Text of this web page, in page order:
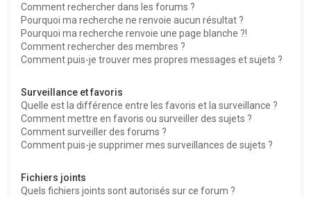
Comment rechercher dans les forums ?
Pourquoi ma recherche ne renvoie aucun résultat ?
Pourquoi ma recherche renvoie une page blanche ?!
Comment rechercher des membres ?
Comment puis-je trouver mes propres messages et sujets ?
Surveillance et favoris
Quelle est la différence entre les favoris et la surveillance ?
Comment mettre en favoris ou surveiller des sujets ?
Comment surveiller des forums ?
Comment puis-je supprimer mes surveillances de sujets ?
Fichiers joints
Quels fichiers joints sont autorisés sur ce forum ?